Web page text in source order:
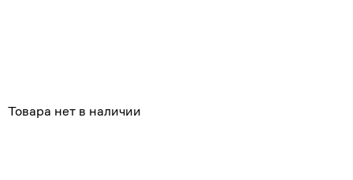
Товара нет в наличии